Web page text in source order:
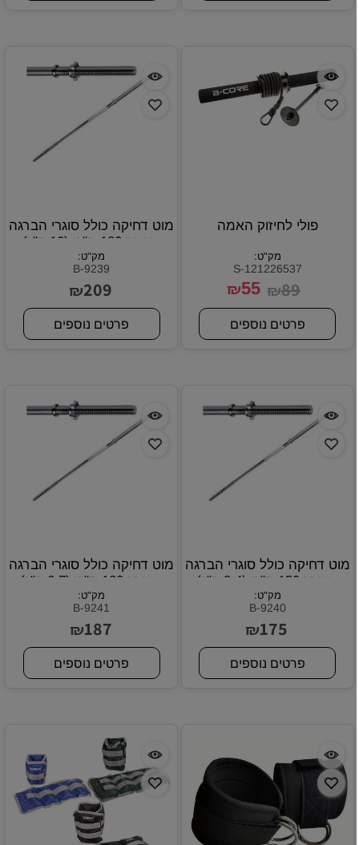
פולי לחיזוק האמה
מק"ט:
S-121226537
₪89
₪55
פרטים נוספים
מוט דחיקה כולל סוגרי הברגה
- אורך 180 ס"מ (10 ק"ג)
מק"ט:
B-9239
₪209
פרטים נוספים
מוט דחיקה כולל סוגרי הברגה
- אורך 150 ס"מ (8.4 ק"ג)
מק"ט:
B-9240
₪175
פרטים נוספים
מוט דחיקה כולל סוגרי הברגה
- אורך 120 ס"מ (6.7 ק"ג)
מק"ט:
B-9241
₪187
פרטים נוספים